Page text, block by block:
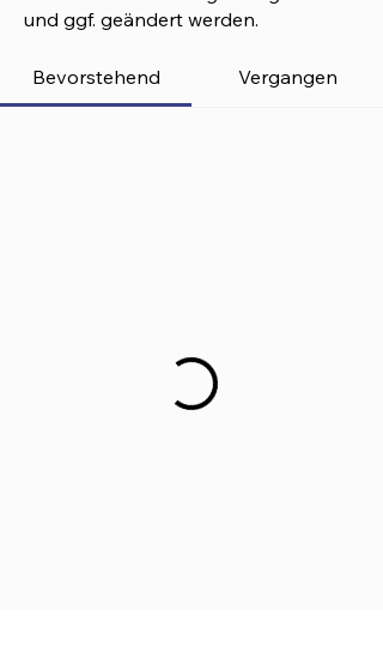
und ggf. geändert werden.
Bevorstehend Vergangen